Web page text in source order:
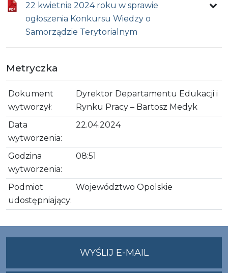
22 kwietnia 2024 roku w sprawie
ogłoszenia Konkursu Wiedzy o
Samorządzie Terytorialnym
Metryczka
Dokument
wytworzył:
Dyrektor Departamentu Edukacji i
Rynku Pracy – Bartosz Medyk
Data
wytworzenia:
22.04.2024
Godzina
wytworzenia:
08:51
Podmiot
udostępniający:
Województwo Opolskie
WYŚLIJ E-MAILNA
ADRES